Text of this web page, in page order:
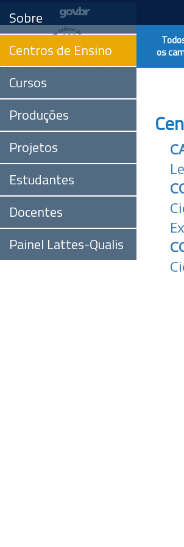
os
Sobre
Centros de Ensino
Cursos
Produções
Projetos
Estudantes
Docentes
Painel Lattes-Qualis